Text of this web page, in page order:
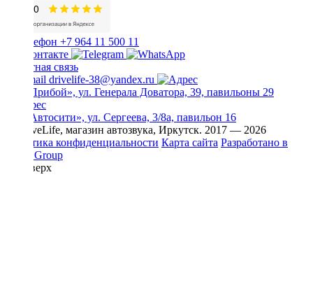
+7 964 11 500 11
Обратная связь
drivelife-38@yandex.ru
ТЦ «Прибой», ул. Генерала Доватора, 39, павильоны 29
ТЦ «Автосити», ул. Сергеева, 3/8а, павильон 16
© DriveLife, магазин автозвука, Иркутск. 2017 — 2026
Политика конфиденциальности Карта сайта Разработано в
Prime Group